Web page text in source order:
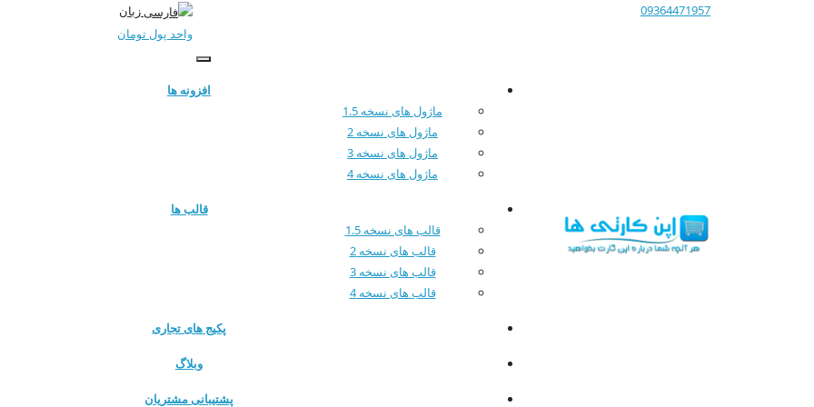
09364471957
زبان
واحد پول تومان
افزونه ها
ماژول های نسخه 1.5
ماژول های نسخه 2
ماژول های نسخه 3
ماژول های نسخه 4
قالب ها
قالب های نسخه 1.5
قالب های نسخه 2
قالب های نسخه 3
قالب های نسخه 4
پکیج های تجاری
وبلاگ
پشتیبانی مشتریان